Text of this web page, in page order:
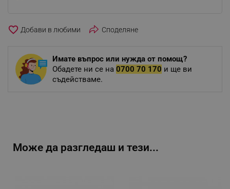
favorite_border Споделяне
Имате въпрос или нужда от помощ?
Обадете ни се на 0700 70 170 и ще ви
съдействаме.
Може да разгледаш и тези...